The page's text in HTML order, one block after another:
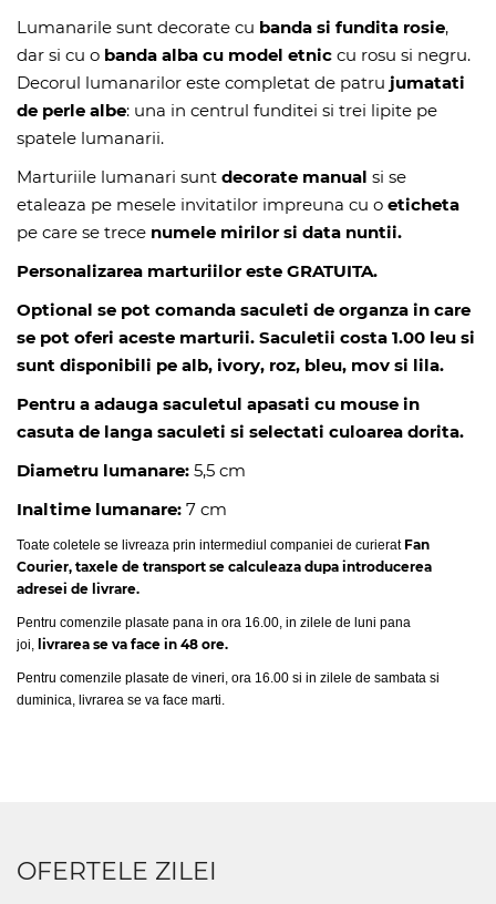
Lumanarile sunt decorate cu banda si fundita rosie,
dar si cu o banda alba cu model etnic cu rosu si negru.
Decorul lumanarilor este completat de patru jumatati
de perle albe: una in centrul funditei si trei lipite pe
spatele lumanarii.
Marturiile lumanari sunt decorate manual si se
etaleaza pe mesele invitatilor impreuna cu o eticheta
pe care se trece numele mirilor si data nuntii.
Personalizarea marturiilor este GRATUITA.
Optional se pot comanda saculeti de organza in care
se pot oferi aceste marturii. Saculetii costa 1.00 leu si
sunt disponibili pe alb, ivory, roz, bleu, mov si lila.
Pentru a adauga saculetul apasati cu mouse in
casuta de langa saculeti si selectati culoarea dorita.
Diametru lumanare: 5,5 cm
Inaltime lumanare: 7 cm
Toate coletele se livreaza prin intermediul companiei de curieratFan
Courier, taxele de transport se calculeaza dupa introducerea
adresei de livrare.
Pentru comenzile plasate pana in ora 16.00, in zilele de luni pana
joi, livrarea se va face in 48 ore.
Pentru comenzile plasate de vineri, ora 16.00 si in zilele de sambata si
duminica, livrarea se va face marti.
OFERTELE ZILEI